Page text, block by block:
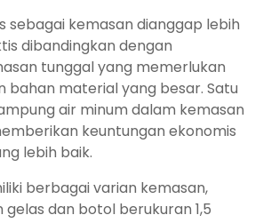
sebagai kemasan dianggap lebih
dibandingkan dengan
tunggal yang memerlukan
bahan material yang besar. Satu
air minum dalam kemasan
keuntungan ekonomis
lebih baik.
berbagai varian kemasan,
dan botol berukuran 1,5